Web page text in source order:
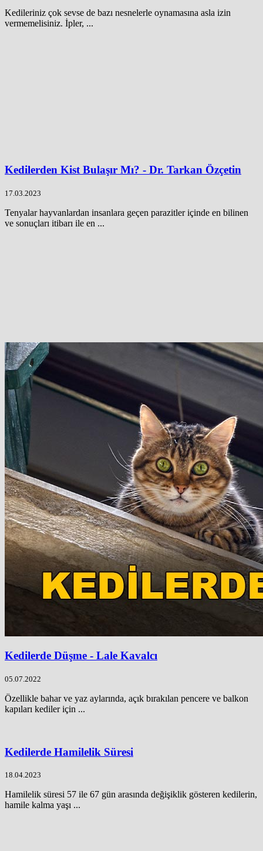
Kedileriniz çok sevse de bazı nesnelerle oynamasına asla izin
vermemelisiniz. İpler, ...
Kedilerden Kist Bulaşır Mı? - Dr. Tarkan Özçetin
17.03.2023
Tenyalar hayvanlardan insanlara geçen parazitler içinde en bilinen
ve sonuçları itibarı ile en ...
Kedilerde Düşme - Lale Kavalcı
05.07.2022
Özellikle bahar ve yaz aylarında, açık bırakılan pencere ve balkon
kapıları kediler için ...
Kedilerde Hamilelik Süresi
18.04.2023
Hamilelik süresi 57 ile 67 gün arasında değişiklik gösteren kedilerin,
hamile kalma yaşı ...